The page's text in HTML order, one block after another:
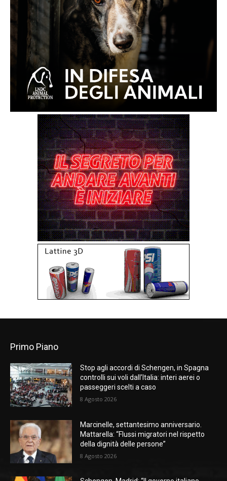
Primo Piano
Stop agli accordi di Schengen, in Spagna
controlli sui voli dall’Italia: interi aerei o
passeggeri scelti a caso
8 Agosto 2026
Marcinelle, settantesimo anniversario.
Mattarella: “Flussi migratori nel rispetto
della dignità delle persone”
8 Agosto 2026